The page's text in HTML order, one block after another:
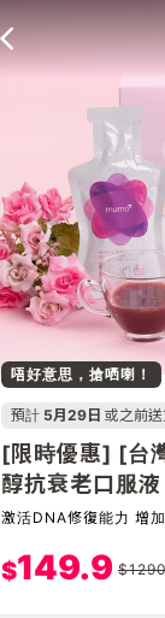
唔好意思，搶哂喇！
預計 5月29日 或之前送
[限時優惠] [台
醇抗衰老口服
激活DNA修復能力 增
$149.9 $